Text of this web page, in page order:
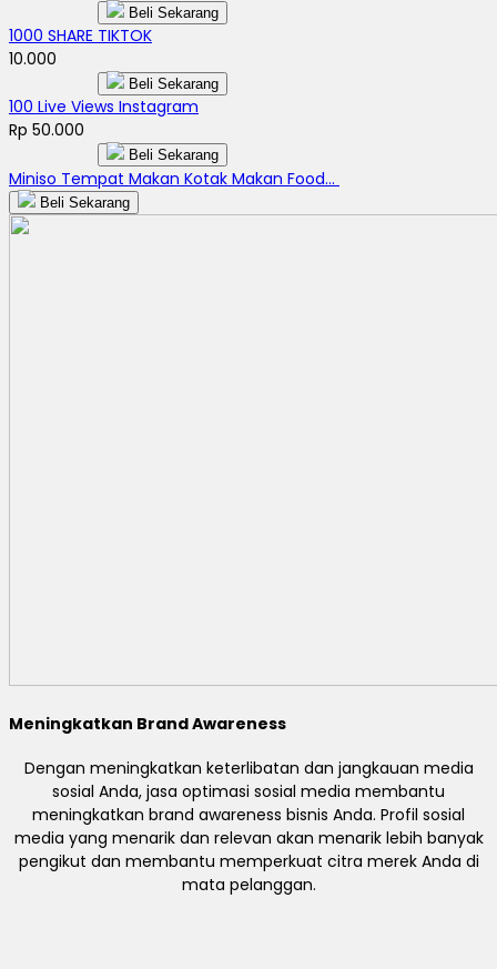
Beli Sekarang
1000 SHARE TIKTOK
10.000
Beli Sekarang
100 Live Views Instagram
Rp 50.000
Beli Sekarang
Miniso Tempat Makan Kotak Makan Food...
Beli Sekarang
Meningkatkan Brand Awareness
Dengan meningkatkan keterlibatan dan jangkauan media
sosial Anda, jasa optimasi sosial media membantu
meningkatkan brand awareness bisnis Anda. Profil sosial
media yang menarik dan relevan akan menarik lebih banyak
pengikut dan membantu memperkuat citra merek Anda di
mata pelanggan.